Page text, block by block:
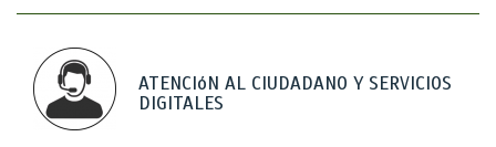
ATENCIóN AL CIUDADANO Y SERVICIOS
DIGITALES